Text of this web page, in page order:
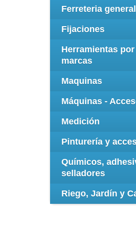
Ferreteria general
Fijaciones
Herramientas por
marcas
Maquinas
Máquinas -
Medición
Pinturería y
Químicos,
selladores
Riego, Jardín y